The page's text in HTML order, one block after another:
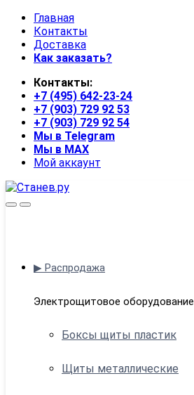
Skip
navigation
Skip
content
Главная
Контакты
Доставка
Как заказать?
Контакты:
+7 (495) 642-23-24
+7 (903) 729 92 53
+7 (903) 729 92 54
Мы в Telegram
Мы в MAX
Мой аккаунт
OpenClose
▶ Распродажа
Электрощитовое оборудование
Боксы щиты пластик
Щиты металлические